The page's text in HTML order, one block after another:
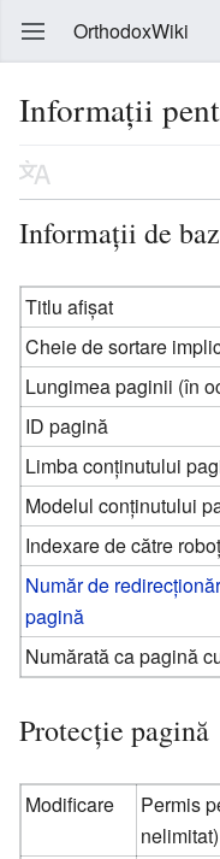
OrthodoxWiki
Informații
Informații de
Titlu afișat
Cheie de sortare
Lungimea paginii (în
ID pagină
Limba conținutului
Modelul conținutului
Indexare de către
Număr de
pagină
Numărată ca pagină
Protecție pagină
Modificare
Permis
nelimitat)